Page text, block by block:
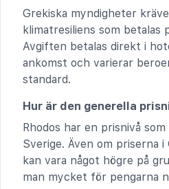
Grekiska myndigheter
klimatresiliens som
Avgiften betalas direkt i
ankomst och varierar
standard.
Hur är den generella
Rhodos har en prisnivå
Sverige. Även om priserna i
kan vara något högre på
man mycket för pengarna